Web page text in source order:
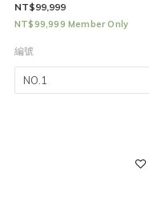
NT$99,999
NT$99,999 Member Only
編號